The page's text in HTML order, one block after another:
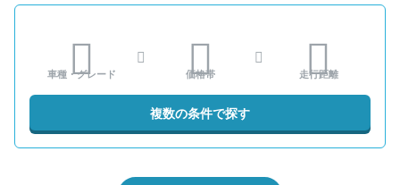
車種・グレード 価格帯 走行距離
複数の条件で探す